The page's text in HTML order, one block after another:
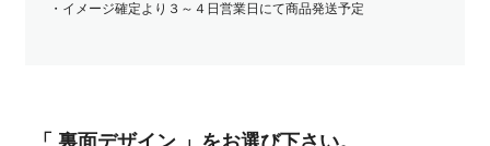
・イメージ確定より３～４日営業日にて商品発送予定